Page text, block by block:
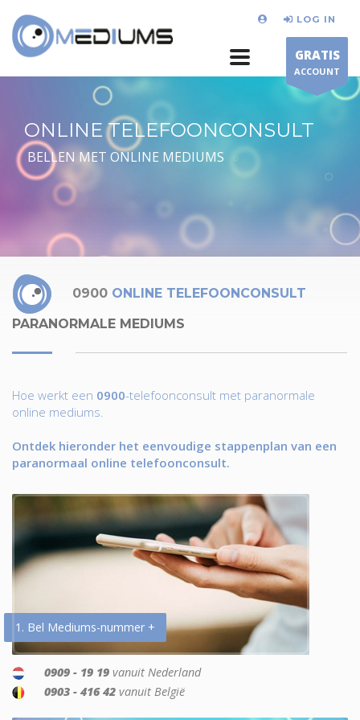
LOG IN
GRATIS
ACCOUNT
ONLINE TELEFOONCONSULT
BELLEN MET ONLINE MEDIUMS
0900 ONLINE TELEFOONCONSULT
PARANORMALE MEDIUMS
Hoe werkt een 0900-telefoonconsult met paranormale
online mediums.
Ontdek hieronder het eenvoudige stappenplan van een
paranormaal online telefoonconsult.
1. Bel Mediums-nummer +
0909 - 19 19 vanuit Nederland
0903 - 416 42 vanuit België